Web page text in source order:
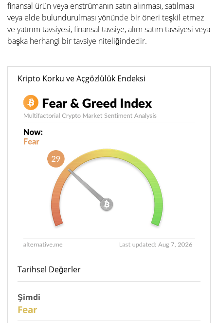
finansal ürün veya enstrümanın satın alınması, satılması
veya elde bulundurulması yönünde bir öneri teşkil etmez
ve yatırım tavsiyesi, finansal tavsiye, alım satım tavsiyesi veya
başka herhangi bir tavsiye niteliğindedir.
Kripto Korku ve Açgözlülük Endeksi
Tarihsel Değerler
Şimdi
Fear